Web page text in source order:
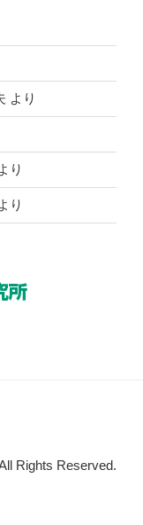
より
り
り
Rights Reserved.